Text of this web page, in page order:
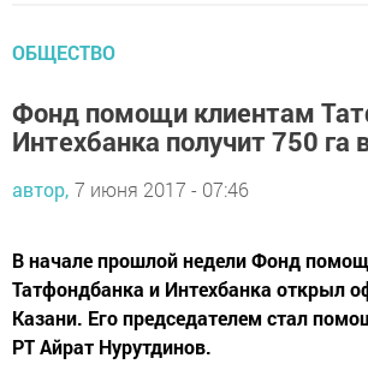
ОБЩЕСТВО
Фонд помощи клиентам
Интехбанка получит 750 га
автор, 7 июня 2017 - 07:46
В начале прошлой недели Фонд
Татфондбанка и Интехбанка открыл
Казани. Его председателем стал
РТ Айрат Нурутдинов.